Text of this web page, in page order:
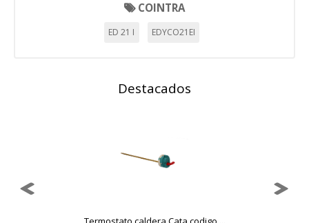
COINTRA
ED 21 I EDYCO21EI
Destacados
sobre estas cookies, pero alguna áreas del sitio no
información de identificación personal.
mejorarlo. Nos ayudan a saber qué páginas son las más o
menos visitadas, y cómo los visitantes navegan por el sitio.